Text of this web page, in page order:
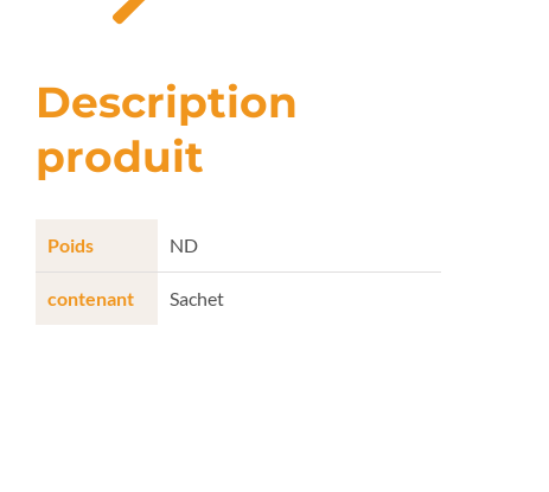
Description
produit
Poids ND
contenant Sachet